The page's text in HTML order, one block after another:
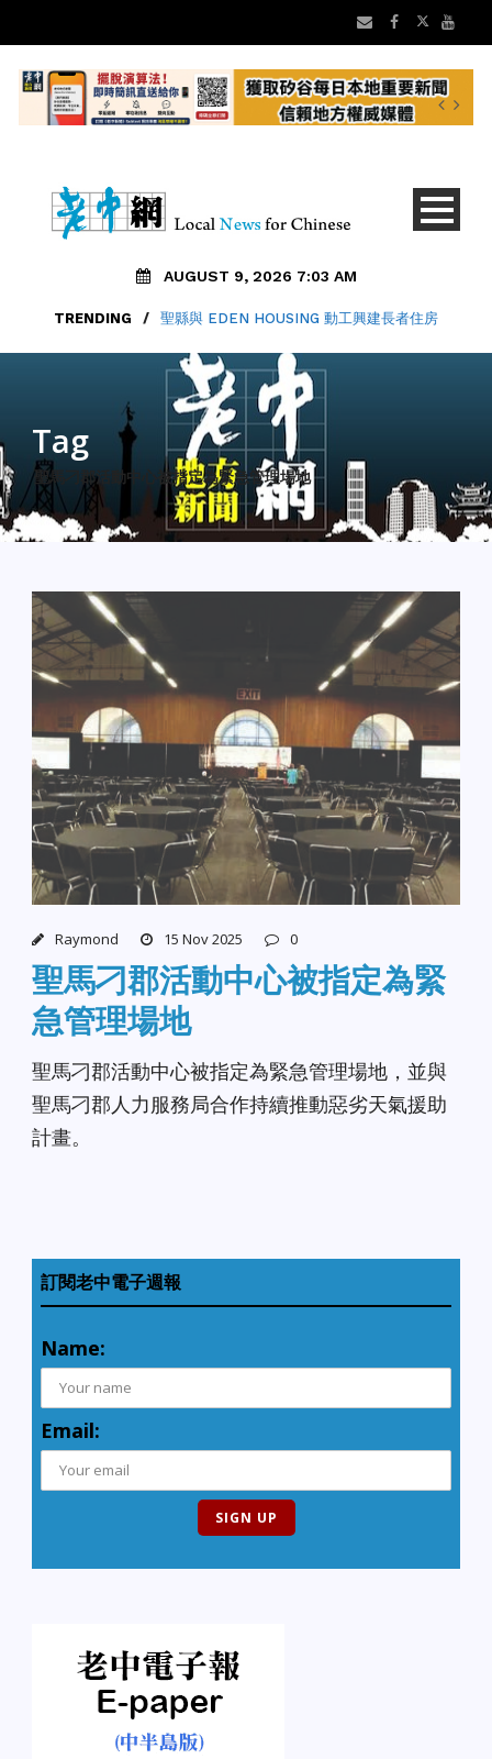
AUGUST 9, 2026 7:03 AM
TRENDING / 聖縣與 EDEN HOUSING 動工興建長者住房
Tag
聖馬刁郡活動中心被指定為緊急管理場地
Raymond 15 Nov 2025 0
聖馬刁郡活動中心被指定為緊
急管理場地
聖馬刁郡活動中心被指定為緊急管理場地，並與
聖馬刁郡人力服務局合作持續推動惡劣天氣援助
計畫。
訂閱老中電子週報
Name:
Email: